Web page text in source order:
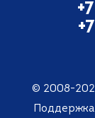
© 2008-
Поддержка